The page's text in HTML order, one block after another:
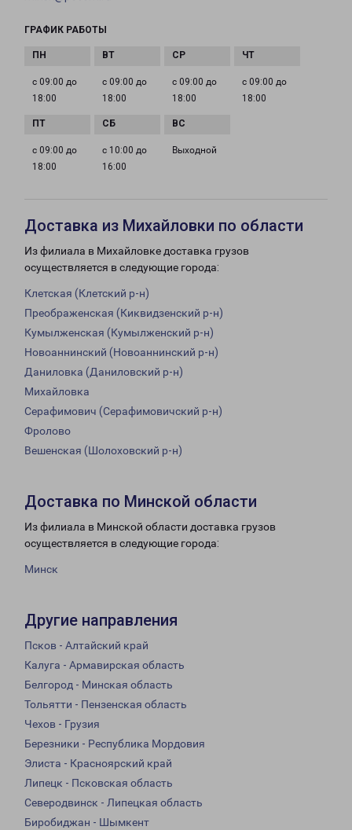
ГРАФИК РАБОТЫ
с 09:00 до
18:00
с 09:00 до
18:00
с 09:00 до
18:00
с 09:00 до
18:00
с 09:00 до
18:00
с 10:00 до
16:00
Выходной
Доставка из Михайловки по области
Из филиала в Михайловке доставка грузов
осуществляется в следующие города:
Клетская (Клетский р-н)
Преображенская (Киквидзенский р-н)
Кумылженская (Кумылженский р-н)
Новоаннинский (Новоаннинский р-н)
Даниловка (Даниловский р-н)
Михайловка
Серафимович (Серафимовичский р-н)
Фролово
Вешенская (Шолоховский р-н)
Доставка по Минской области
Из филиала в Минской области доставка грузов
осуществляется в следующие города:
Минск
Другие направления
Псков - Алтайский край
Калуга - Армавирская область
Белгород - Минская область
Тольятти - Пензенская область
Чехов - Грузия
Березники - Республика Мордовия
Элиста - Красноярский край
Липецк - Псковская область
Северодвинск - Липецкая область
Биробиджан - Шымкент